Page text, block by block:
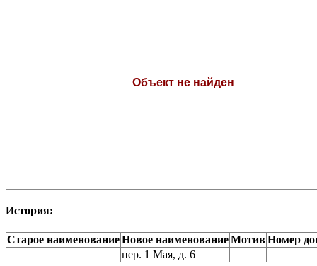
История:
Старое наименованиеНовое наименованиеМотивНомер
пер. 1 Мая, д. 6